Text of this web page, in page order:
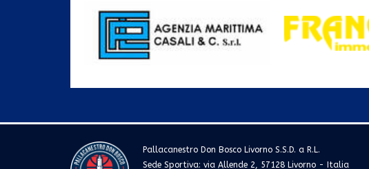
Pallacanestro Don Bosco Livorno S.S.D. a R.L.
Sede Sportiva: via Allende 2, 57128 Livorno - Italia